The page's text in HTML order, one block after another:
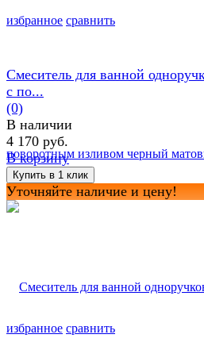
избранное сравнить
избранное сравнить
Смеситель для ванной
с по...
(0)
В наличии
4 170 руб.
В корзину
Уточняйте наличие и цену!